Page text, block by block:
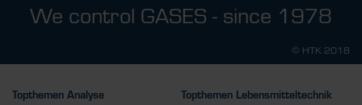
We control GASES - since 1978
© HTK 2018
Topthemen Analyse
Topthemen Lebensmitteltechnik